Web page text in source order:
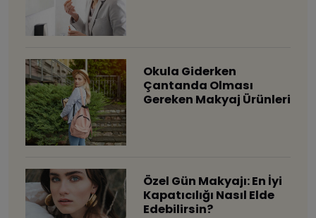
Okula Giderken
Çantanda Olması
Gereken Makyaj Ürünleri
Özel Gün Makyajı: En İyi
Kapatıcılığı Nasıl Elde
Edebilirsin?